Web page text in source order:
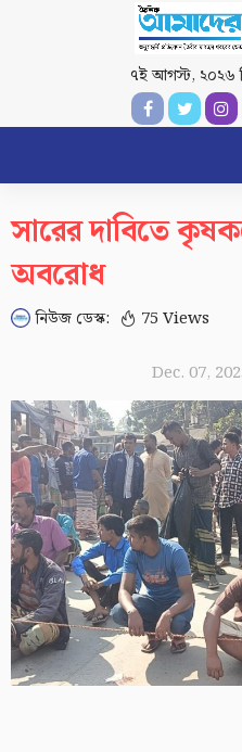
৭ই আগস্ট, ২০২৬
সারের দাবিতে
অবরোধ
নিউজ ডেস্ক: 75 Views
Dec. 07,